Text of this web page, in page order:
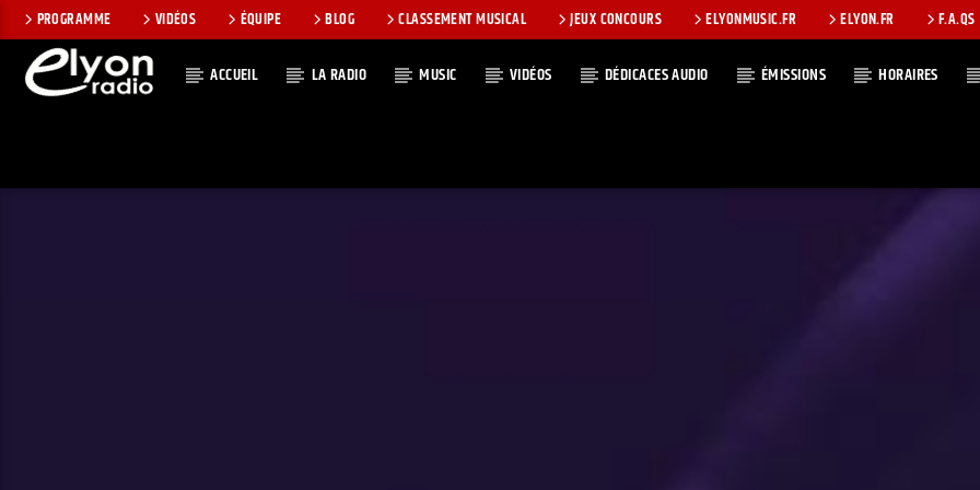
PROGRAMME VIDÉOS ÉQUIPE BLOG CLASSEMENT MUSICAL JEUX CONCOURS ELYONMUSIC.FR ELYON.FR F.A.QS
ACCUEIL LA RADIO MUSIC VIDÉOS DÉDICACES AUDIO ÉMISSIONS HORAIRES